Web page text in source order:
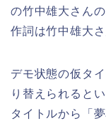
の竹中雄大さんの
作詞は竹中雄大さ
デモ状態の仮タ
り替えられると
タイトルから「夢